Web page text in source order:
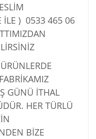
İLE ) 0533 465 06
GÜNÜ İTHAL
HER TÜRLÜ
BİZE